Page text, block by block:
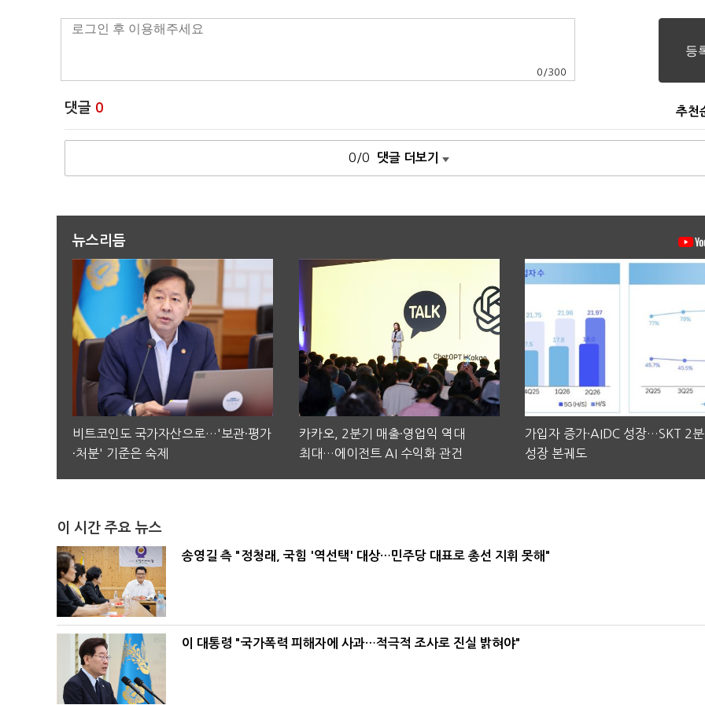
0 /300
댓글 0 추천
0/0 댓글 더보기
뉴스리듬
비트코인도 국가자산으로…'보관·평가
·처분' 기준은 숙제
카카오, 2분기 매출·영업익 역대
최대…에이전트 AI 수익화 관건
가입자 증가·AIDC 성장…SKT 2
성장 본궤도
이 시간 주요 뉴스
송영길 측 "정청래, 국힘 '역선택' 대상…민주당 대표로 총선 지휘 못해"
이 대통령 "국가폭력 피해자에 사과…적극적 조사로 진실 밝혀야"